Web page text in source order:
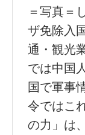
＝写真＝
ザ免除入
通・観光
では中国
国で軍事
令ではこ
の力」は